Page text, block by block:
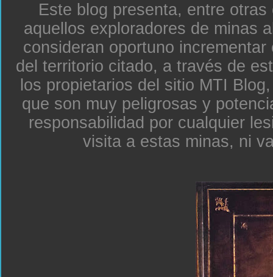
Este blog presenta, entre
aquellos exploradores de minas
consideran oportuno
del territorio citado, a través de
los propietarios del sitio MTI
que son muy peligrosas y
responsabilidad por cualquier
visita a estas minas, ni